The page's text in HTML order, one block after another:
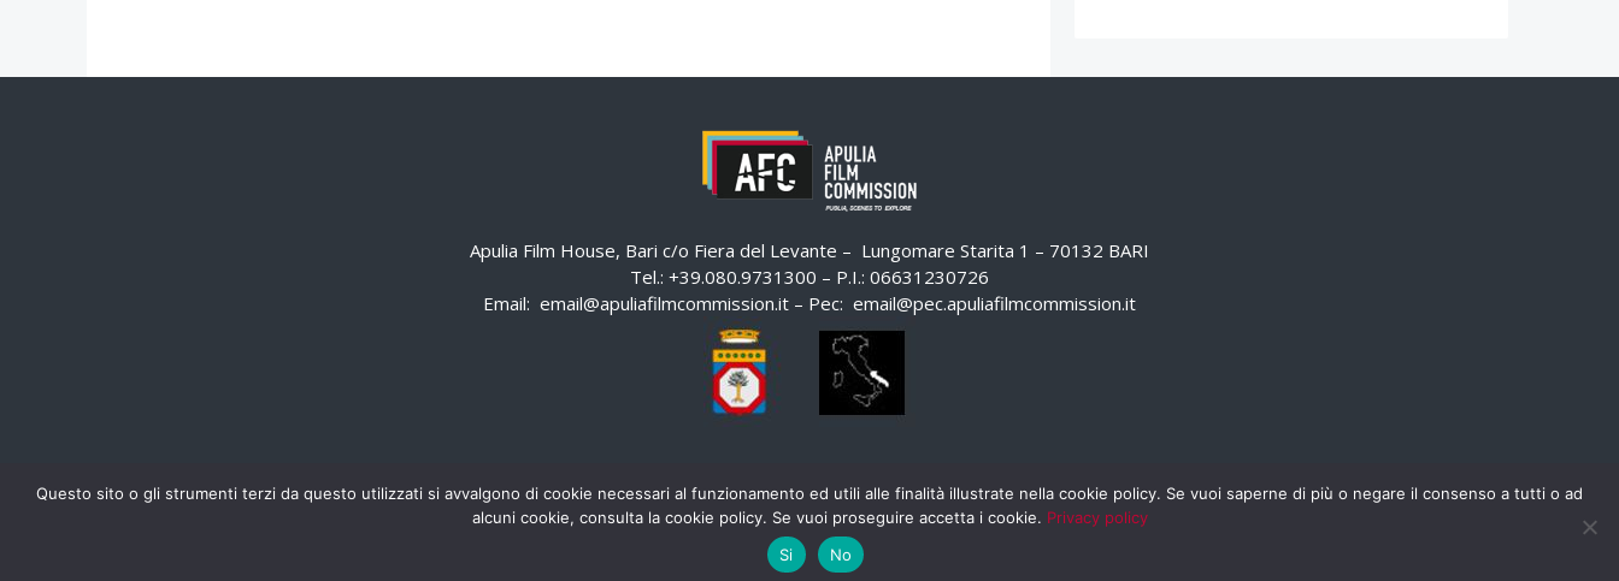
Apulia Film House, Bari c/o Fiera del Levante – Lungomare Starita 1 – 70132 BARI
Tel.: +39.080.9731300 – P.I.: 06631230726
Email: email@apuliafilmcommission.it – Pec: email@pec.apuliafilmcommission.it
WHISTLEBLOWING
Questo sito o gli strumenti terzi da questo utilizzati si avvalgono di cookie necessari al funzionamento ed utili alle finalità illustrate nella cookie policy. Se vuoi saperne di più o negare il consenso a tutti o ad
alcuni cookie, consulta la cookie policy. Se vuoi proseguire accetta i cookie. Privacy policy
Si
No